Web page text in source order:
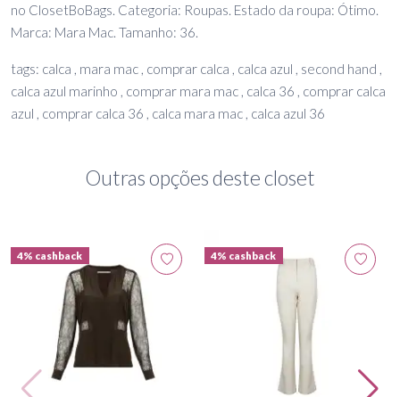
no ClosetBoBags. Categoria: Roupas. Estado da roupa: Ótimo.
Marca: Mara Mac. Tamanho: 36.
tags: calca , mara mac , comprar calca , calca azul , second hand ,
calca azul marinho , comprar mara mac , calca 36 , comprar calca
azul , comprar calca 36 , calca mara mac , calca azul 36
Outras opções deste closet
4% cashback 4% cashback